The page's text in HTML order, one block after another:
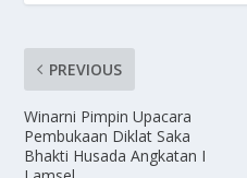
PREVIOUS
Winarni Pimpin Upacara
Pembukaan Diklat Saka
Bhakti Husada Angkatan I